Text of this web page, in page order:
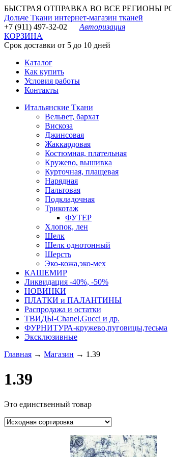
БЫСТРАЯ ОТПРАВКА ВО ВСЕ РЕГИОНЫ
Дольче Ткани интернет-магазин тканей
+7 (911) 497-32-02
Авторизация
КОРЗИНА
Срок доставки от 5 до 10 дней
Каталог
Как купить
Условия работы
Контакты
Итальянские Ткани
Вельвет, бархат
Вискоза
Джинсовая
Жаккардовая
Костюмная, плательная
Кружево, вышивка
Курточная, плащевая
Нарядная
Пальтовая
Подкладочная
Трикотаж
ФУТЕР
Хлопок, лен
Шелк
Шелк однотонный
Шерсть
Эко-кожа,эко-мех
КАШЕМИР
Ликвидация -40%, -50%
НОВИНКИ
ПЛАТКИ и ПАЛАНТИНЫ
Распродажа и остатки
ТВИДЫ-Сhanel,Gucci и др.
ФУРНИТУРА-кружево,пуговицы,тесьма
Эксклюзивные
Главная → Магазин → 1.39
1.39
Это единственный товар